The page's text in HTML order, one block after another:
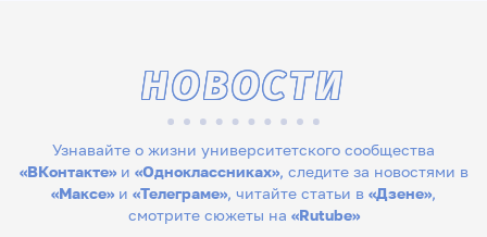
Узнавайте о жизни университетского сообщества
«ВКонтакте»и «Одноклассниках», следите за новостями в
«Максе» и «Телеграме», читайте статьи в «Дзене»,
смотрите сюжеты на «Rutube»
НОВОСТИ